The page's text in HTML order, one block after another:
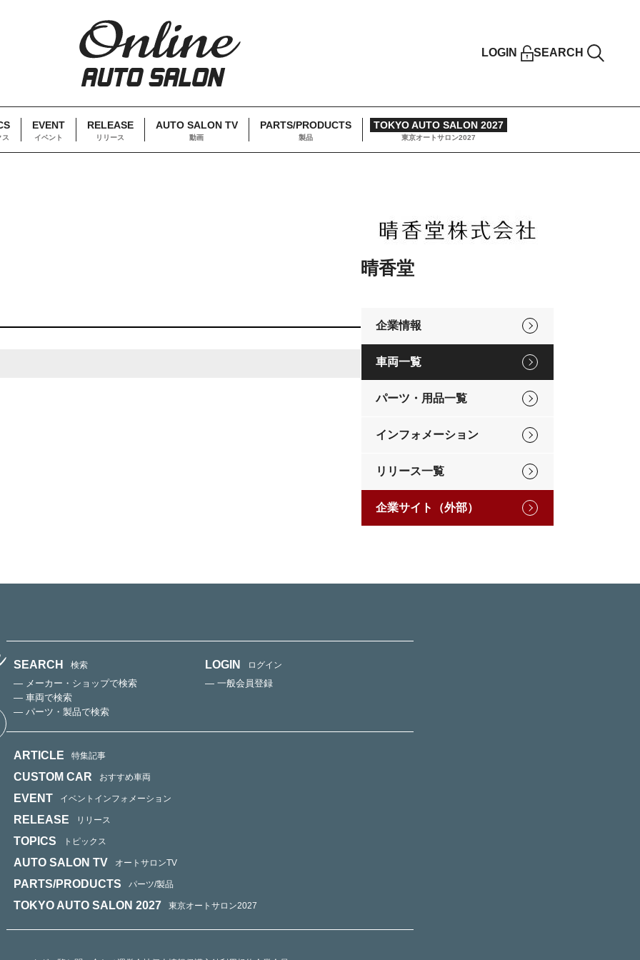
LOGIN SEARCH
ス
EVENT
イベント
RELEASE
リリース
AUTO SALON TV
動画
PARTS/PRODUCTS
製品
TOKYO AUTO SALON 2027
東京オートサロン2027
晴香堂
企業情報
車両一覧
パーツ・用品一覧
インフォメーション
リリース一覧
企業サイト（外部）
SEARCH 検索
— メーカー・ショップで検索
— 車両で検索
— パーツ・製品で検索
LOGIN ログイン
— 一般会員登録
ARTICLE 特集記事
CUSTOM CAR おすすめ車両
EVENT イベントインフォメーション
RELEASE リリース
TOPICS トピックス
AUTO SALON TV オートサロンTV
PARTS/PRODUCTS パーツ/製品
TOKYO AUTO SALON 2027 東京オートサロン2027